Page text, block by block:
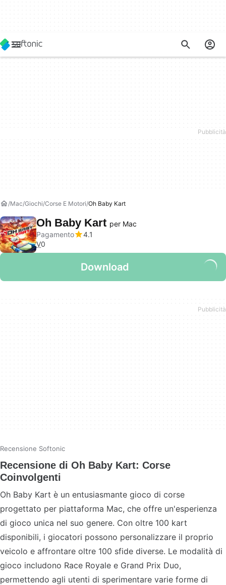
Mac Giochi Corse E Motori Oh Baby Kart
Oh Baby Kart per Mac
Pagamento
4.1
V0
Download
Recensione Softonic
Recensione di Oh Baby Kart: Corse
Coinvolgenti
Oh Baby Kart è un entusiasmante gioco di corse
progettato per piattaforma Mac, che offre un'esperienza
di gioco unica nel suo genere. Con oltre 100 kart
disponibili, i giocatori possono personalizzare il proprio
veicolo e affrontare oltre 100 sfide diverse. Le modalità di
gioco includono Race Royale e Grand Prix Duo,
permettendo agli utenti di sperimentare varie forme di